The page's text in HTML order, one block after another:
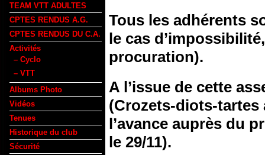
TEAM VTT ADULTES
CPTES RENDUS A.G.
CPTES RENDUS DU C.A.
Activités
– Cyclo
– VTT
Albums Photo
Vidéos
Tenues
Historique du club
Sécurité
Tous les adhérents
le cas
procuration).
A l’issue de cette
(Crozets-diots-tartes
l’avance auprès du
le 29/11).